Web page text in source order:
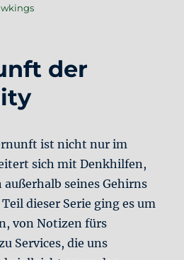
der
ist nicht nur im
sich mit Denkhilfen,
außerhalb seines Gehirns
dieser Serie ging es um
von Notizen fürs
Services, die uns